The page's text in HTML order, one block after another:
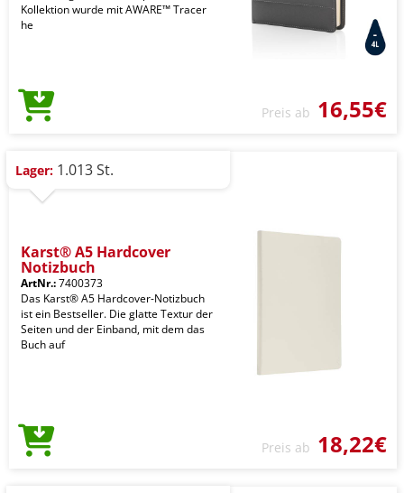
Kollektion wurde mit AWARE™ Tracer
he
Preis ab 16,55€
Lager: 1.013 St.
Karst® A5 Hardcover
Notizbuch
ArtNr.:7400373
Das Karst® A5 Hardcover-Notizbuch
ist ein Bestseller. Die glatte Textur der
Seiten und der Einband, mit dem das
Buch auf
Preis ab 18,22€